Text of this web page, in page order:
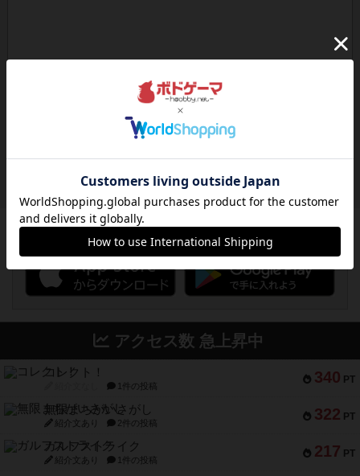
ボドゲーマのアプリ版はこちら
アクセス数 急上昇中
340 PT
コレクト！
1件の投稿
322 PT
無限まちがいさがし
紹介文あり 2件の投稿
217 PT
ガルフストライク
紹介文あり 1件の投稿